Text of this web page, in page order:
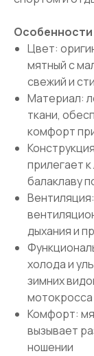
Особенности
Цвет:
мятный с
свежий и
Материал:
ткани,
комфорт
прилегает
балаклаву
дыхания и
холода и
зимних
Комфорт:
вызывает
ношении